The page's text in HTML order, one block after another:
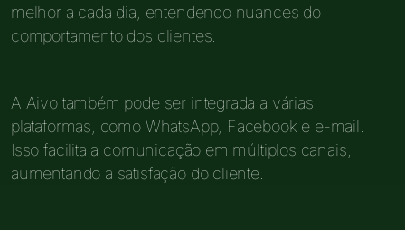
melhor a cada dia, entendendo nuances do
comportamento dos clientes.
A Aivo também pode ser integrada a várias
plataformas, como WhatsApp, Facebook e e-mail.
Isso facilita a comunicação em múltiplos canais,
aumentando a satisfação do cliente.